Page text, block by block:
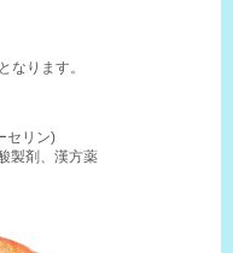
なります。
セリン)
製剤、漢方薬